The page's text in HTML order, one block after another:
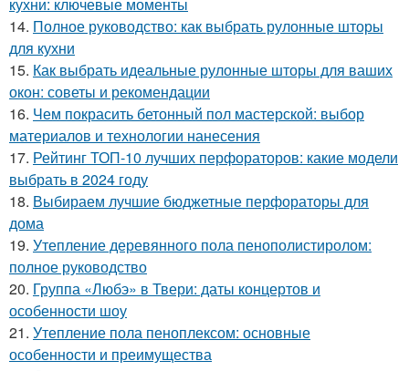
14. Полное руководство: как выбрать рулонные шторы
для кухни
15. Как выбрать идеальные рулонные шторы для ваших
окон: советы и рекомендации
16. Чем покрасить бетонный пол мастерской: выбор
материалов и технологии нанесения
17. Рейтинг ТОП-10 лучших перфораторов: какие модели
выбрать в 2024 году
18. Выбираем лучшие бюджетные перфораторы для
дома
19. Утепление деревянного пола пенополистиролом:
полное руководство
20. Группа «Любэ» в Твери: даты концертов и
особенности шоу
21. Утепление пола пеноплексом: основные
особенности и преимущества